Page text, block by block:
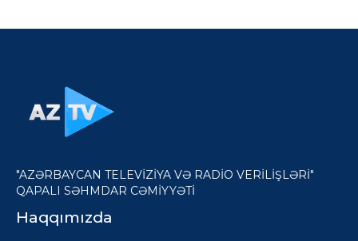
"AZƏRBAYCAN TELEVİZİYA VƏ RADİO VERİLİŞLƏRİ"
QAPALI SƏHMDAR CƏMİYYƏTİ
Haqqımızda